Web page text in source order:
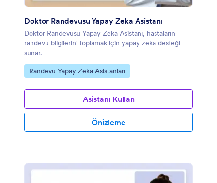
Doktor Randevusu Yapay Zeka Asistanı
Doktor Randevusu Yapay Zeka Asistanı, hastaların
randevu bilgilerini toplamak için yapay zeka desteği
sunar.
Kategoriye git:
Randevu Yapay Zeka Asistanları
Asistanı Kullan
Önizleme